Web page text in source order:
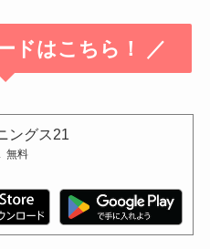
ドはこちら！ ／
ングス21
無料